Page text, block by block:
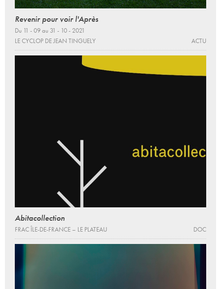
Revenir pour voir l'Après
Du 11 - 09 au 31 - 10 - 2021
LE CYCLOP DE JEAN TINGUELY
ACTU
Abitacollection
FRAC ÎLE-DE-FRANCE – LE PLATEAU DOC